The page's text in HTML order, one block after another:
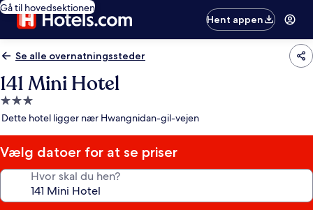
Gå til hovedsektionen
Hent appen
Se alle overnatningssteder
141 Mini Hotel
3.0-
stjernet
Dette hotel ligger nær Hwangnidan-gil-vejen
Vælg datoer for at se priser
Hvor skal du hen?